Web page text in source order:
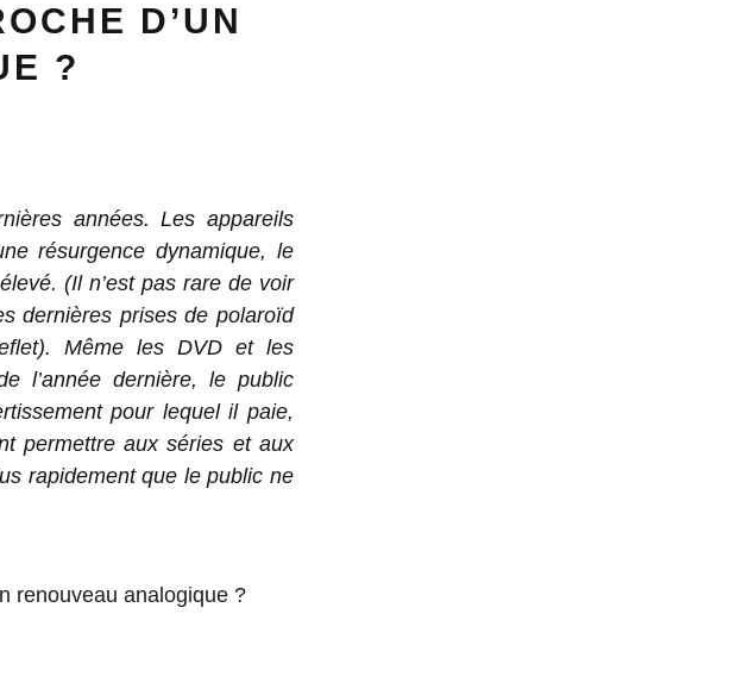
D’UN
?
années. Les appareils
résurgence dynamique, le
(Il n’est pas rare de voir
dernières prises de polaroïd
Même les DVD et les
l’année dernière, le public
pour lequel il paie,
permettre aux séries et aux
rapidement que le public ne
renouveau analogique ?